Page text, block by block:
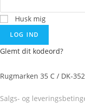
Husk mig
LOG IND
Glemt dit kodeord?
Rugmarken 35 C / DK-
Salgs- og